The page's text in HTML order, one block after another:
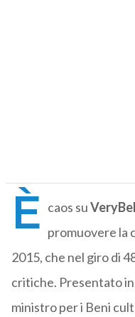
È caos su
promuovere la
2015, che nel giro di
critiche. Presentato
ministro per i Beni